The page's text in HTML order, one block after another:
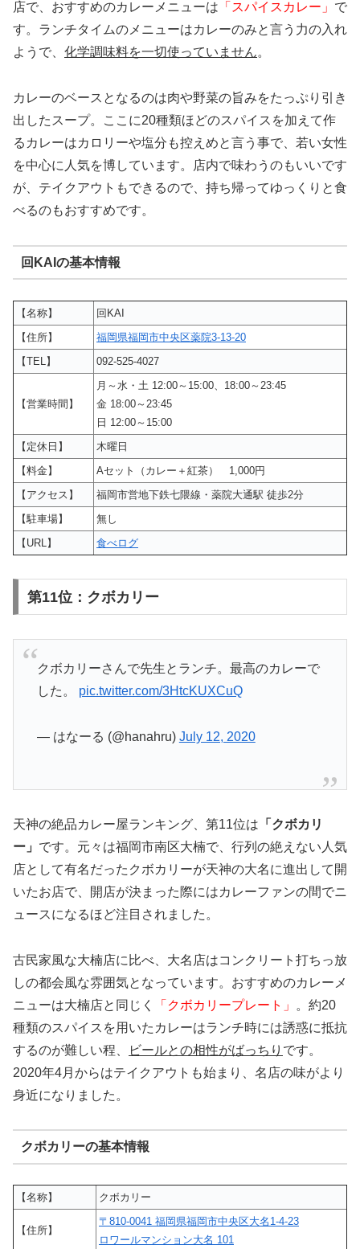
店で、おすすめのカレーメニューは 「スパイスカレー」 で
す。ランチタイムのメニューはカレーのみと言う力の入れ
ようで、 化学調味料を一切使っていません。
カレーのベースとなるのは肉や野菜の旨みをたっぷり引き
出したスープ。ここに20種類ほどのスパイスを加えて作
るカレーはカロリーや塩分も控えめと言う事で、若い女性
を中心に人気を博しています。店内で味わうのもいいです
が、テイクアウトもできるので、持ち帰ってゆっくりと食
べるのもおすすめです。
回KAIの基本情報
【名称】
回KAI
【住所】
福岡県福岡市中央区薬院3-13-20
【TEL】
092-525-4027
【営業時間】
月～水・土 12:00～15:00、18:00～23:45
金 18:00～23:45
日 12:00～15:00
【定休日】
木曜日
【料金】
Aセット（カレー＋紅茶） 1,000円
【アクセス】
福岡市営地下鉄七隈線・薬院大通駅 徒歩2分
【駐車場】
無し
【URL】
食べログ
第11位：クボカリー
クボカリーさんで先生とランチ。最高のカレーで
した。 pic.twitter.com/3HtcKUXCuQ
— はなーる (@hanahru) July 12, 2020
天神の絶品カレー屋ランキング、第11位は 「クボカリ
ー」 です。元々は福岡市南区大楠で、行列の絶えない人気
店として有名だったクボカリーが天神の大名に進出して開
いたお店で、開店が決まった際にはカレーファンの間でニ
ュースになるほど注目されました。
古民家風な大楠店に比べ、大名店はコンクリート打ちっ放
しの都会風な雰囲気となっています。おすすめのカレーメ
ニューは大楠店と同じく
「クボカリープレート」
。約20
種類のスパイスを用いたカレーはランチ時には誘惑に抵抗
するのが難しい程、
ビールとの相性がばっちり です。
2020年4月からはテイクアウトも始まり、名店の味がより
身近になりました。
クボカリーの基本情報
【名称】 クボカリー
【住所】
〒810-0041 福岡県福岡市中央区大名1-4-23
ロワールマンション大名 101